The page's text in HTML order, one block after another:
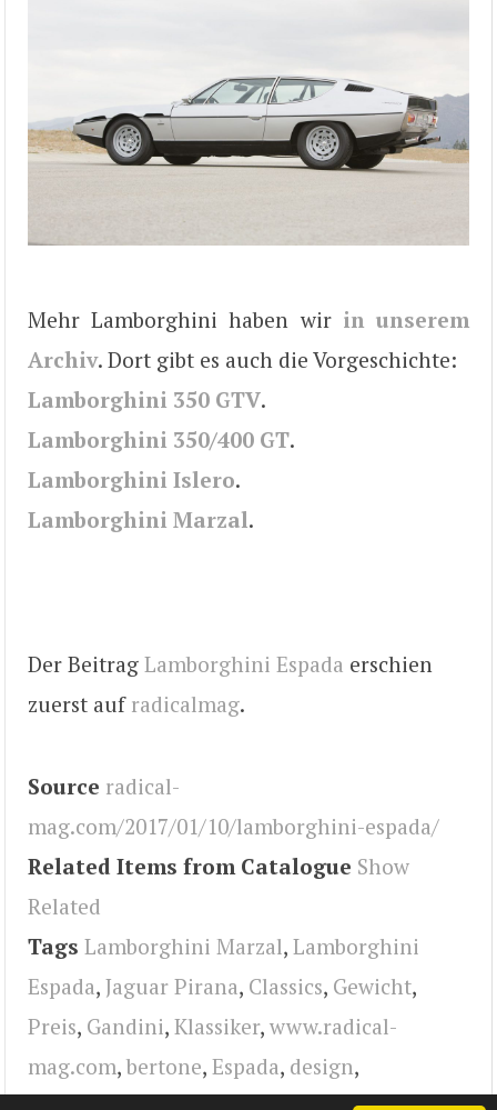
Mehr Lamborghini haben wir in unserem
Archiv. Dort gibt es auch die Vorgeschichte:
Lamborghini 350 GTV.
Lamborghini 350/400 GT.
Lamborghini Islero.
Lamborghini Marzal.
Der Beitrag Lamborghini Espada erschien
zuerst auf radicalmag.
Source radical-
mag.com/2017/01/10/lamborghini-espada/
Related Items from Catalogue Show
Related
Tags Lamborghini Marzal, Lamborghini
Espada, Jaguar Pirana, Classics, Gewicht,
Preis, Gandini, Klassiker, www.radical-
mag.com, bertone, Espada, design,